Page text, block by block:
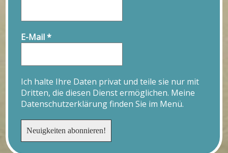
E-Mail*
Ich halte Ihre Daten privat und teile sie nur mit
Dritten, die diesen Dienst ermöglichen. Meine
Datenschutzerklärung finden Sie im Menü.